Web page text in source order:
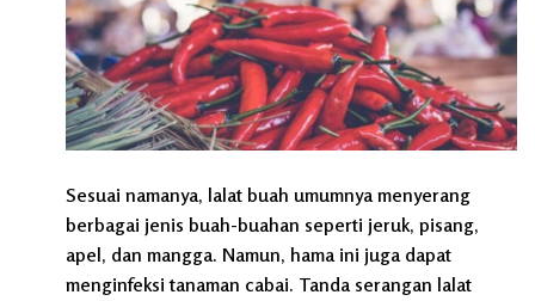
Sesuai namanya, lalat buah umumnya menyerang
berbagai jenis buah-buahan seperti jeruk, pisang,
apel, dan mangga. Namun, hama ini juga dapat
menginfeksi tanaman cabai. Tanda serangan lalat